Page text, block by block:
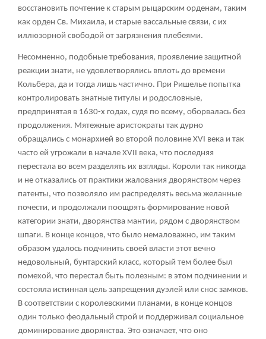
восстановить почтение к старым рыцарским орденам, таким
как орден Св. Михаила, и старые вассальные связи, с их
иллюзорной свободой от загрязнения плебеями.
Несомненно, подобные требования, проявление защитной
реакции знати, не удовлетворялись вплоть до времени
Кольбера, да и тогда лишь частично. При Ришелье попытка
контролировать знатные титулы и родословные,
предпринятая в 1630-х годах, судя по всему, оборвалась без
продолжения. Мятежные аристократы так дурно
обращались с монархией во второй половине XVI века и так
часто ей угрожали в начале XVII века, что последняя
перестала во всем разделять их взгляды. Короли так никогда
и не отказались от практики жалования дворянством через
патенты, что позволяло им распределять весьма желанные
почести, и продолжали поощрять формирование новой
категории знати, дворянства мантии, рядом с дворянством
шпаги. В конце концов, что было немаловажно, им таким
образом удалось подчинить своей власти этот вечно
недовольный, бунтарский класс, который тем более был
помехой, что перестал быть полезным: в этом подчинении и
состояла истинная цель запрещения дуэлей или снос замков.
В соответствии с королевскими планами, в конце концов
один только феодальный строй и поддерживал социальное
доминирование дворянства. Это означает, что оно